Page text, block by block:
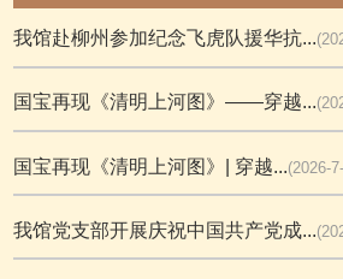
我馆赴柳州参加纪念飞虎队援华抗...
国宝再现《清明上河图》——穿越...
国宝再现《清明上河图》| 穿越...(2026-
我馆党支部开展庆祝中国共产党成...